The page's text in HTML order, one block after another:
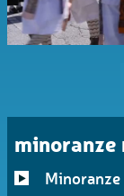
minoranze